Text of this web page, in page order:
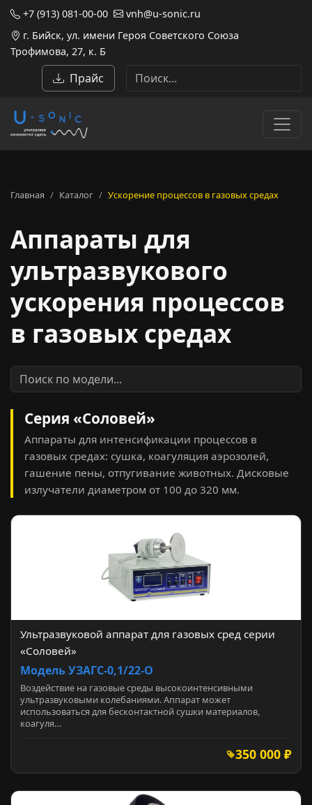
+7 (913) 081-00-00
vnh@u-sonic.ru
г. Бийск, ул. имени Героя Советского Союза
Трофимова, 27, к. Б
Прайс
Главная Каталог Ускорение процессов в газовых средах
Аппараты для
ультразвукового
ускорения процессов
в газовых средах
Серия «Соловей»
Аппараты для интенсификации процессов в
газовых средах: сушка, коагуляция аэрозолей,
гашение пены, отпугивание животных. Дисковые
излучатели диаметром от 100 до 320 мм.
Ультразвуковой аппарат для газовых сред серии
«Соловей»
Модель УЗАГС-0,1/22-О
Воздействие на газовые среды высокоинтенсивными
ультразвуковыми колебаниями. Аппарат может
использоваться для бесконтактной сушки материалов,
коагуля…
350 000 ₽